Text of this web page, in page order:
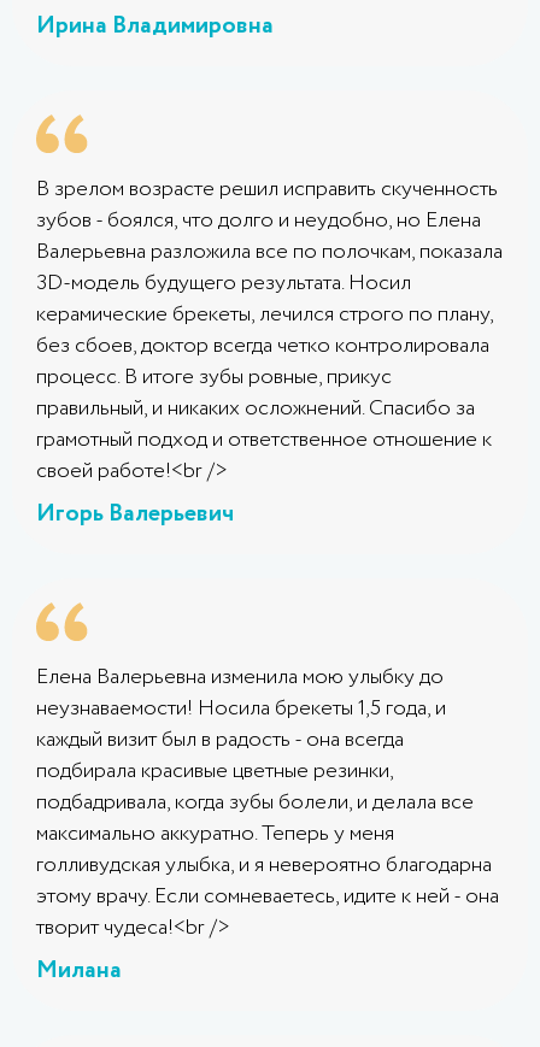
Ирина Владимировна
В зрелом возрасте решил исправить скученность
зубов - боялся, что долго и неудобно, но Елена
Валерьевна разложила все по полочкам, показала
3D-модель будущего результата. Носил
керамические брекеты, лечился строго по плану,
без сбоев, доктор всегда четко контролировала
процесс. В итоге зубы ровные, прикус
правильный, и никаких осложнений. Спасибо за
грамотный подход и ответственное отношение к
своей работе!<br />
Игорь Валерьевич
Елена Валерьевна изменила мою улыбку до
неузнаваемости! Носила брекеты 1,5 года, и
каждый визит был в радость - она всегда
подбирала красивые цветные резинки,
подбадривала, когда зубы болели, и делала все
максимально аккуратно. Теперь у меня
голливудская улыбка, и я невероятно благодарна
этому врачу. Если сомневаетесь, идите к ней - она
творит чудеса!<br />
Милана